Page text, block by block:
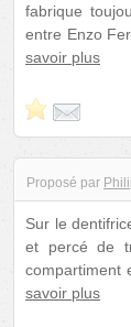
fabrique
entre Enzo
savoir plus
Proposé par
Sur le
et percé de
compartiment
savoir plus